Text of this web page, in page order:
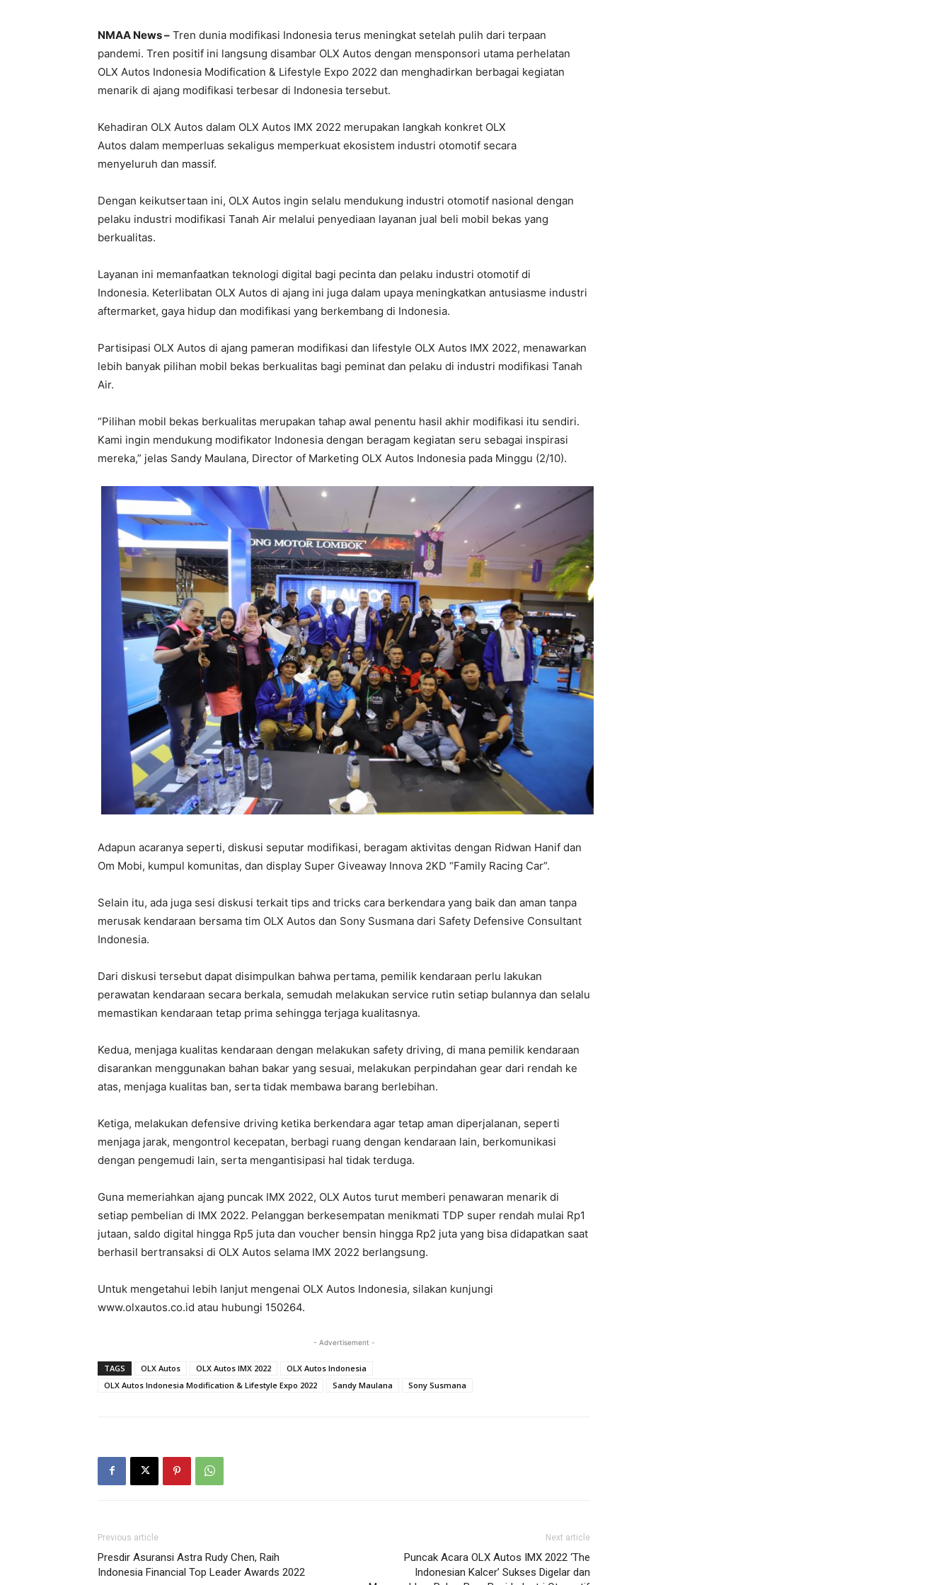
NMAA News – Tren dunia modifikasi Indonesia terus meningkat setelah pulih dari terpaan
pandemi. Tren positif ini langsung disambar OLX Autos dengan mensponsori utama perhelatan
OLX Autos Indonesia Modification & Lifestyle Expo 2022 dan menghadirkan berbagai kegiatan
menarik di ajang modifikasi terbesar di Indonesia tersebut.
Kehadiran OLX Autos dalam OLX Autos IMX 2022 merupakan langkah konkret OLX
Autos dalam memperluas sekaligus memperkuat ekosistem industri otomotif secara
menyeluruh dan massif.
Dengan keikutsertaan ini, OLX Autos ingin selalu mendukung industri otomotif nasional dengan
pelaku industri modifikasi Tanah Air melalui penyediaan layanan jual beli mobil bekas yang
berkualitas.
Layanan ini memanfaatkan teknologi digital bagi pecinta dan pelaku industri otomotif di
Indonesia. Keterlibatan OLX Autos di ajang ini juga dalam upaya meningkatkan antusiasme industri
aftermarket, gaya hidup dan modifikasi yang berkembang di Indonesia.
Partisipasi OLX Autos di ajang pameran modifikasi dan lifestyle OLX Autos IMX 2022, menawarkan
lebih banyak pilihan mobil bekas berkualitas bagi peminat dan pelaku di industri modifikasi Tanah
Air.
“Pilihan mobil bekas berkualitas merupakan tahap awal penentu hasil akhir modifikasi itu sendiri.
Kami ingin mendukung modifikator Indonesia dengan beragam kegiatan seru sebagai inspirasi
mereka,” jelas Sandy Maulana, Director of Marketing OLX Autos Indonesia pada Minggu (2/10).
Adapun acaranya seperti, diskusi seputar modifikasi, beragam aktivitas dengan Ridwan Hanif dan
Om Mobi, kumpul komunitas, dan display Super Giveaway Innova 2KD “Family Racing Car”.
Selain itu, ada juga sesi diskusi terkait tips and tricks cara berkendara yang baik dan aman tanpa
merusak kendaraan bersama tim OLX Autos dan Sony Susmana dari Safety Defensive Consultant
Indonesia.
Dari diskusi tersebut dapat disimpulkan bahwa pertama, pemilik kendaraan perlu lakukan
perawatan kendaraan secara berkala, semudah melakukan service rutin setiap bulannya dan selalu
memastikan kendaraan tetap prima sehingga terjaga kualitasnya.
Kedua, menjaga kualitas kendaraan dengan melakukan safety driving, di mana pemilik kendaraan
disarankan menggunakan bahan bakar yang sesuai, melakukan perpindahan gear dari rendah ke
atas, menjaga kualitas ban, serta tidak membawa barang berlebihan.
Ketiga, melakukan defensive driving ketika berkendara agar tetap aman diperjalanan, seperti
menjaga jarak, mengontrol kecepatan, berbagi ruang dengan kendaraan lain, berkomunikasi
dengan pengemudi lain, serta mengantisipasi hal tidak terduga.
Guna memeriahkan ajang puncak IMX 2022, OLX Autos turut memberi penawaran menarik di
setiap pembelian di IMX 2022. Pelanggan berkesempatan menikmati TDP super rendah mulai Rp1
jutaan, saldo digital hingga Rp5 juta dan voucher bensin hingga Rp2 juta yang bisa didapatkan saat
berhasil bertransaksi di OLX Autos selama IMX 2022 berlangsung.
Untuk mengetahui lebih lanjut mengenai OLX Autos Indonesia, silakan kunjungi
www.olxautos.co.id atau hubungi 150264.
- Advertisement -
TAGS OLX Autos OLX Autos IMX 2022
OLX Autos Indonesia
OLX Autos Indonesia Modification & Lifestyle Expo 2022
Sandy Maulana Sony Susmana
Previous article
Presdir Asuransi Astra Rudy Chen, Raih
Indonesia Financial Top Leader Awards 2022
Next article
Puncak Acara OLX Autos IMX 2022 ‘The
Indonesian Kalcer’ Sukses Digelar dan